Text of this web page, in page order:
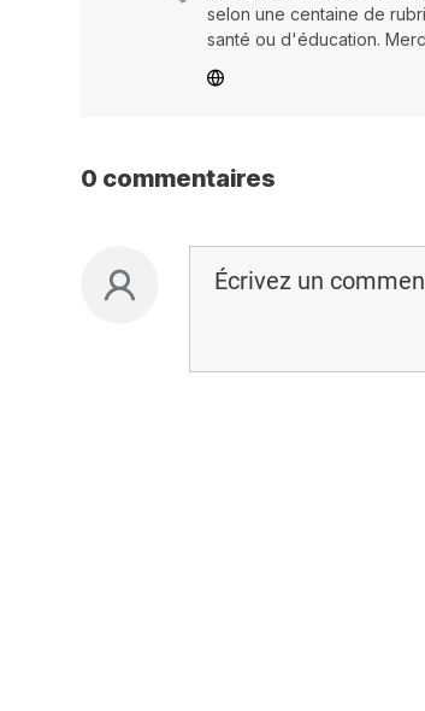
selon une centaine de
santé ou d'éducation.
0 commentaires